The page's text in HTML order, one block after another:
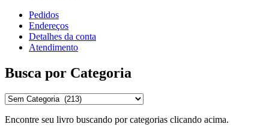
Pedidos
Endereços
Detalhes da conta
Atendimento
Busca por Categoria
Encontre seu livro buscando por categorias clicando acima.